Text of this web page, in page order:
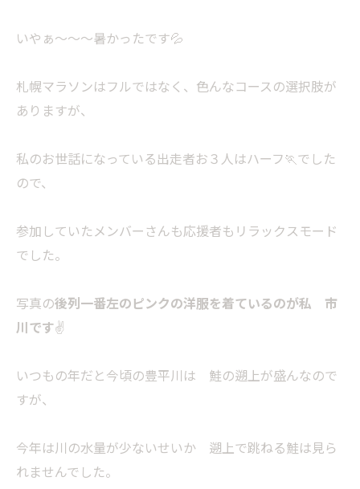
いやぁ～～～暑かったです💦
札幌マラソンはフルではなく、色んなコースの選択肢が
ありますが、
私のお世話になっている出走者お３人はハーフ🏃でした
ので、
参加していたメンバーさんも応援者もリラックスモード
でした。
写真の後列一番左のピンクの洋服を着ているのが私 市
川です✌
いつもの年だと今頃の豊平川は 鮭の遡上が盛んなので
すが、
今年は川の水量が少ないせいか 遡上で跳ねる鮭は見ら
れませんでした。